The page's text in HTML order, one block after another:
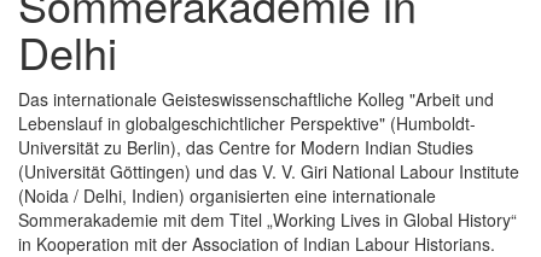
Delhi
Das internationale Geisteswissenschaftliche Kolleg "Arbeit und
Lebenslauf in globalgeschichtlicher Perspektive" (Humboldt-
Universität zu Berlin), das Centre for Modern Indian Studies
(Universität Göttingen) und das V. V. Giri National Labour Institute
(Noida / Delhi, Indien) organisierten eine internationale
Sommerakademie mit dem Titel „Working Lives in Global History“
in Kooperation mit der Association of Indian Labour Historians.